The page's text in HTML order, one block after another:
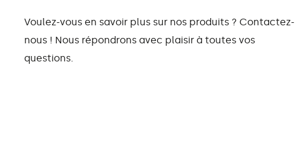
Voulez-vous en savoir plus sur nos produits ? Contactez-
nous ! Nous répondrons avec plaisir à toutes vos
questions.